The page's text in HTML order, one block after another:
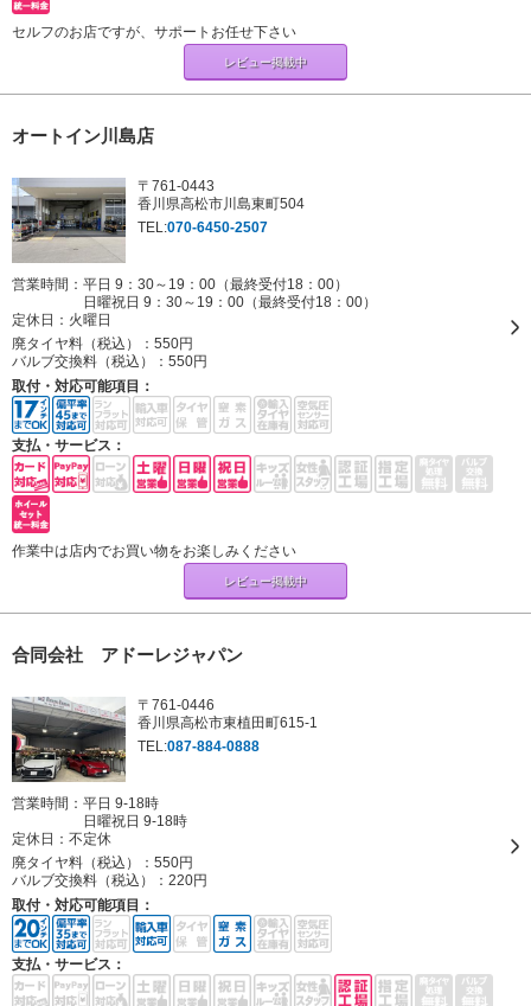
セルフのお店ですが、サポートお任せ下さい
レビュー掲載中
オートイン川島店
〒761-0443
香川県高松市川島東町504
TEL:070-6450-2507
営業時間：平日 9：30～19：00（最終受付18：00）
日曜祝日 9：30～19：00（最終受付18：00）
定休日： 火曜日
廃タイヤ料（税込）： 550円
バルブ交換料（税込）： 550円
取付・対応可能項目：
支払・サービス：
作業中は店内でお買い物をお楽しみください
レビュー掲載中
合同会社 アドーレジャパン
〒761-0446
香川県高松市東植田町615-1
TEL:087-884-0888
営業時間：平日 9-18時
日曜祝日 9-18時
定休日： 不定休
廃タイヤ料（税込）： 550円
バルブ交換料（税込）： 220円
取付・対応可能項目：
支払・サービス：